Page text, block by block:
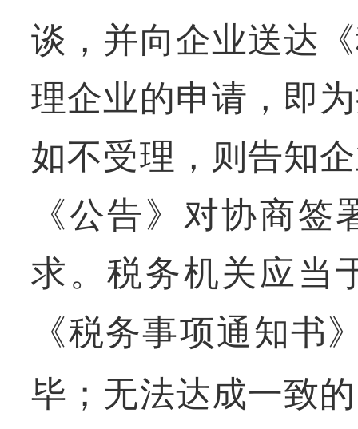
谈，并向企业送达
理企业的申请，即
如不受理，则告知
《公告》对协商
求。税务机关应当
《税务事项通知书
毕；无法达成一致